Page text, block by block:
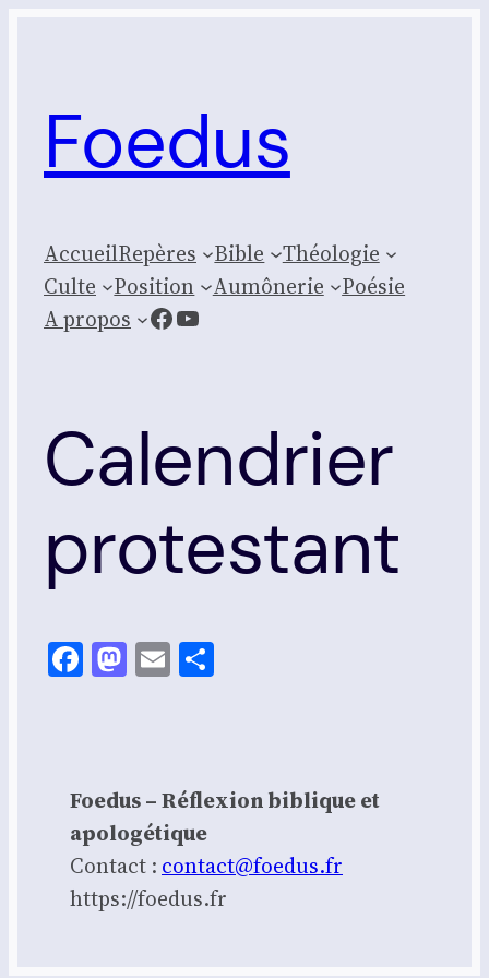
Foedus
AccueilRepères Bible
Théologie
Culte
Posi­tion Aumônerie
Poésie
A propos
Facebook
YouTube
Calendrier
protestant
Facebook
Mastodon
Email
Foedus – Réflexion biblique et
apologétique
Contact : contact@foedus.fr
https://foedus.fr⁠